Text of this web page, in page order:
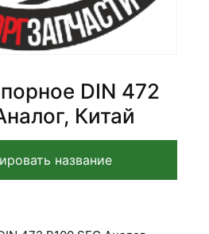
DIN 472
Китай
название